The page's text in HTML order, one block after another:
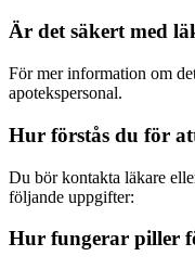
Är det säkert med
För mer information om
apotekspersonal.
Hur förstås du för
Du bör kontakta läkare
följande uppgifter:
Hur fungerar piller